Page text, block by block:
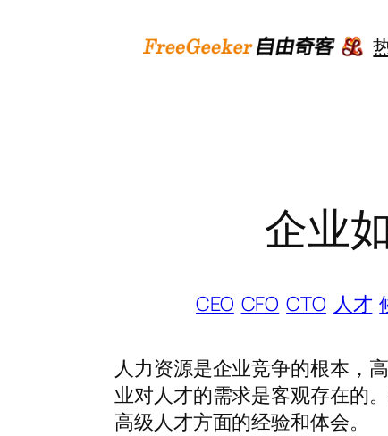
企业
CEO CFO CTO 人才
人力资源是企业竞争的根本，
业对人才的需求是客观存在的
高级人才方面的经验和体会。